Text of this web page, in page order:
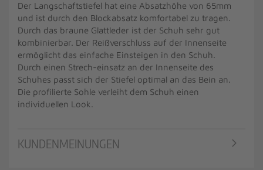
Der Langschaftstiefel hat eine Absatzhöhe von 65mm
und ist durch den Blockabsatz komfortabel zu tragen.
Durch das braune Glattleder ist der Schuh sehr gut
kombinierbar. Der Reißverschluss auf der Innenseite
ermöglicht das einfache Einsteigen in den Schuh.
Durch einen Strech-einsatz an der Innenseite des
Schuhes passt sich der Stiefel optimal an das Bein an.
Die profilierte Sohle verleiht dem Schuh einen
individuellen Look.
KUNDENMEINUNGEN